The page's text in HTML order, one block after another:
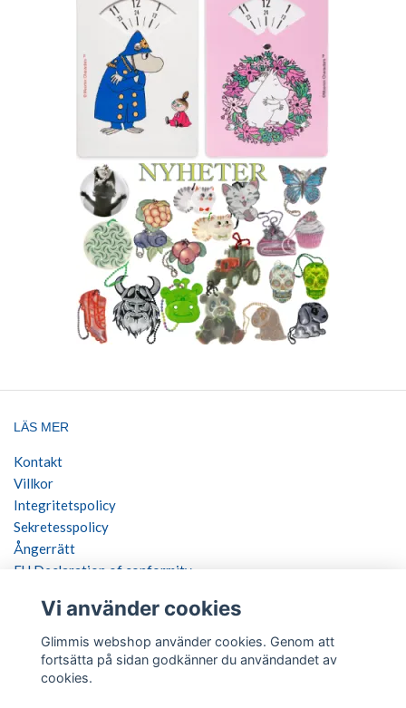
LÄS MER
Kontakt
Villkor
Integritetspolicy
Sekretesspolicy
Ångerrätt
EU Declaration of conformity
SOCIALA MEDIER
Vi använder cookies
Glimmis webshop använder cookies. Genom att
fortsätta på sidan godkänner du användandet av
cookies.